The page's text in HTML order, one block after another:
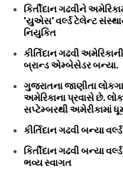
કિર્તીદાન ગઢવીને
'યુએસ' વર્લ્ડ ટેલેન્ટ
નિયુકિત
કીર્તિદાન ગઢવી
બ્રાન્ડ એમ્બેસેડર બન્યા.
ગુજરાતના જાણીતા
અમેરિકાના પ્રવાસે છે.
સપ્ટેમ્બરથી અમેરીકામાં
કીર્તિદાન ગઢવી બન્યા
કિર્તીદાન ગઢવી બન્યા
ભવ્ય સ્વાગત